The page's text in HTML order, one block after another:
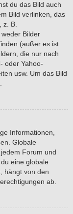
du das Bild auch
Bild verlinken, das
B.
Bilder
(außer es ist
die nur nach
oder Yahoo-
usw. Um das Bild
Informationen,
Globale
Forum und
eine globale
hängt von den
ab.